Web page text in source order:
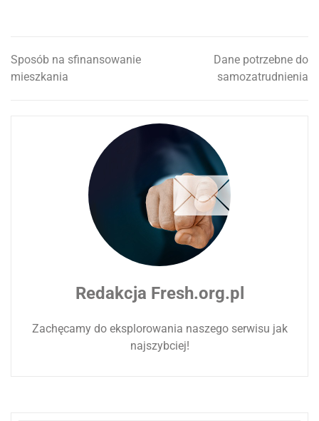
Nawigacja
Sposób na sfinansowanie
mieszkania
Dane potrzebne do
samozatrudnienia
Redakcja Fresh.org.pl
Zachęcamy do eksplorowania naszego serwisu jak
najszybciej!